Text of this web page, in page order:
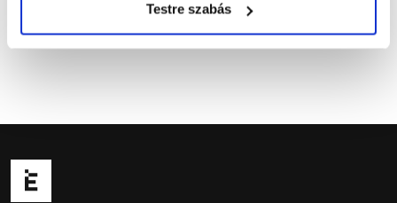
Testre szabás